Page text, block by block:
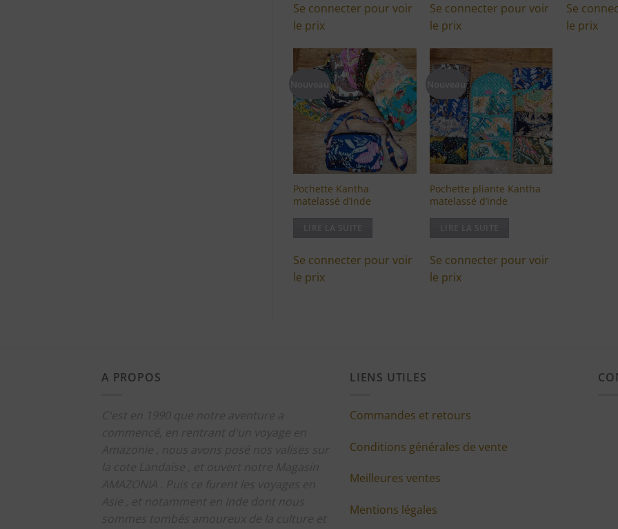
Se connecter pour voir
le prix
Se connecter pour voir
le prix
Se
le prix
Ajouter
à ma
liste
d'envies
Pochette Kantha
matelassé d’inde
Se connecter pour voir
le prix
Ajouter
à ma
liste
d'envies
Pochette pliante Kantha
matelassé d’inde
Se connecter pour voir
le prix
A PROPOS LIENS UTILES
Commandes et retours
Conditions générales de vente
Meilleures ventes
Mentions légales